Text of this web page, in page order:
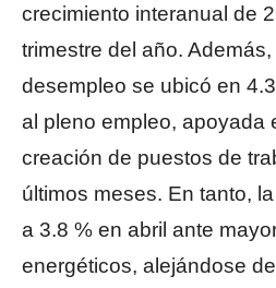
crecimiento interanual de
trimestre del año.
desempleo se ubicó en
al pleno empleo, apoyada
creación de puestos de
últimos meses. En tanto,
a 3.8 % en abril ante
energéticos, alejándose